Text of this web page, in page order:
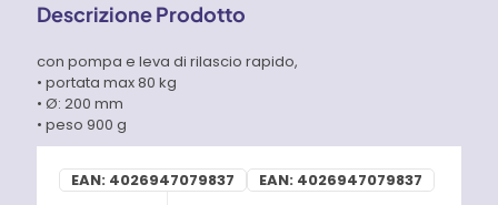
Descrizione Prodotto
con pompa e leva di rilascio rapido,
• portata max 80 kg
• Ø: 200 mm
• peso 900 g
EAN: 4026947079837 EAN: 4026947079837